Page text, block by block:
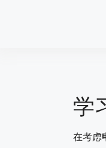
学
在考虑